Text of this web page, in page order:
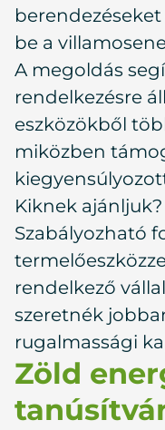
be a
A megoldás
rendelkezésre
eszközökből
miközben
Kiknek ajánljuk?
Szabályozható
rendelkező
szeretnék
rugalmassági
Zöld